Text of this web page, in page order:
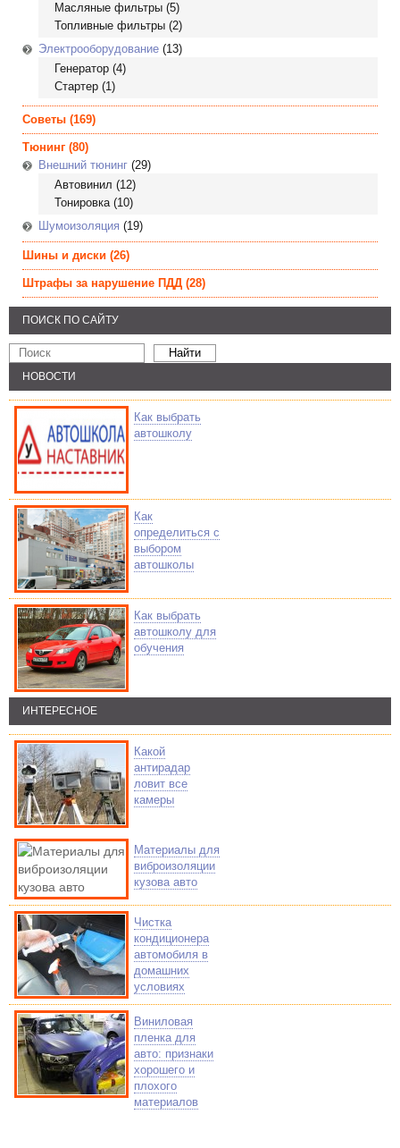
Масляные фильтры (5)
Топливные фильтры (2)
Электрооборудование (13)
Генератор (4)
Стартер (1)
Советы (169)
Тюнинг (80)
Внешний тюнинг (29)
Автовинил (12)
Тонировка(10)
Шумоизоляция (19)
Шины и диски (26)
Штрафы за нарушение ПДД (28)
ПОИСК ПО САЙТУ
НОВОСТИ
Как выбрать
автошколу
Как
определиться с
выбором
автошколы
Как выбрать
автошколу для
обучения
ИНТЕРЕСНОЕ
Какой
антирадар
ловит все
камеры
Материалы для
виброизоляции
кузова авто
Чистка
кондиционера
автомобиля в
домашних
условиях
Виниловая
пленка для
авто: признаки
хорошего и
плохого
материалов